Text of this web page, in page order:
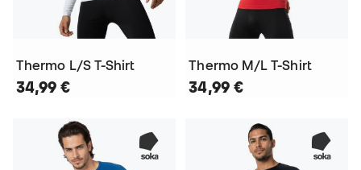
Thermo L/S T-Shirt
34,99 €
Thermo M/L T-Shirt
34,99 €